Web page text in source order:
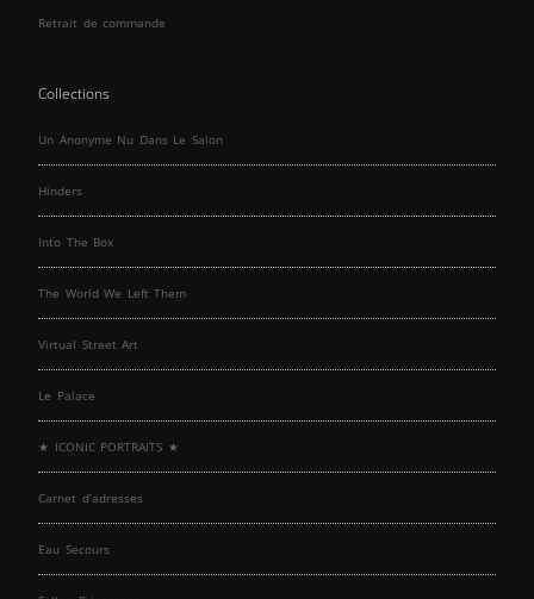
Retrait de commande
Collections
Un Anonyme Nu Dans Le Salon
Hinders
Into The Box
The World We Left Them
Virtual Street Art
Le Palace
★ ICONIC PORTRAITS ★
Carnet d’adresses
Eau Secours